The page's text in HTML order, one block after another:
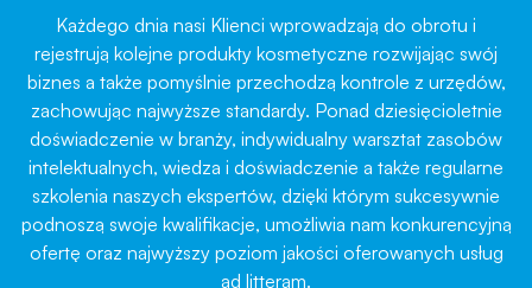
Każdego dnia nasi Klienci wprowadzają do obrotu i
rejestrują kolejne produkty kosmetyczne rozwijając swój
biznes a także pomyślnie przechodzą kontrole z urzędów,
zachowując najwyższe standardy. Ponad dziesięcioletnie
doświadczenie w branży, indywidualny warsztat zasobów
intelektualnych, wiedza i doświadczenie a także regularne
szkolenia naszych ekspertów, dzięki którym sukcesywnie
podnoszą swoje kwalifikacje, umożliwia nam konkurencyjną
ofertę oraz najwyższy poziom jakości oferowanych usług
ad litteram.